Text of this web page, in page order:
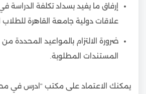
إرفاق ما يفيد بسداد تكلفة الدراسة
علاقات دولية جامعة القاهرة للطلاب
ضرورة الالتزام بالمواعيد المحددة
المستندات المطلوبة.
يمكنك الاعتماد على مكتب “ادرس في